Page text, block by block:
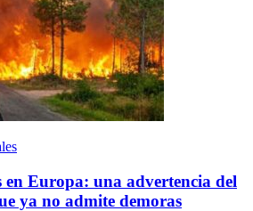
en Europa: una advertencia del
ya no admite demoras